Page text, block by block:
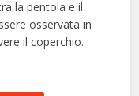
la pentola e il
osservata in
il coperchio.